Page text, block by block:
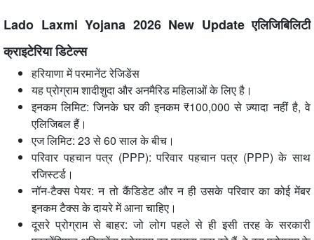
Lado Laxmi Yojana 2026 New Update एलिजिबिलिटी
क्राइटेरिया डिटेल्स
हरियाणा में परमानेंट रेजिडेंस
यह प्रोग्राम शादीशुदा और अनमैरिड महिलाओं के लिए है।
इनकम लिमिट: जिनके घर की इनकम ₹100,000 से ज़्यादा नहीं है, वे
एलिजिबल हैं।
एज लिमिट: 23 से 60 साल के बीच।
परिवार पहचान पत्र (PPP): परिवार पहचान पत्र (PPP) के साथ
रजिस्टर्ड।
नॉन-टैक्स पेयर: न तो कैंडिडेट और न ही उसके परिवार का कोई मेंबर
इनकम टैक्स के दायरे में आना चाहिए।
दूसरे प्रोग्राम से बाहर: जो लोग पहले से ही इसी तरह के सरकारी